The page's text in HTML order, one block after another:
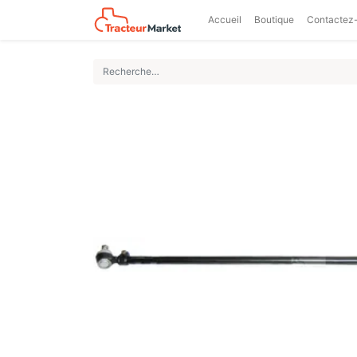
Accueil Boutique